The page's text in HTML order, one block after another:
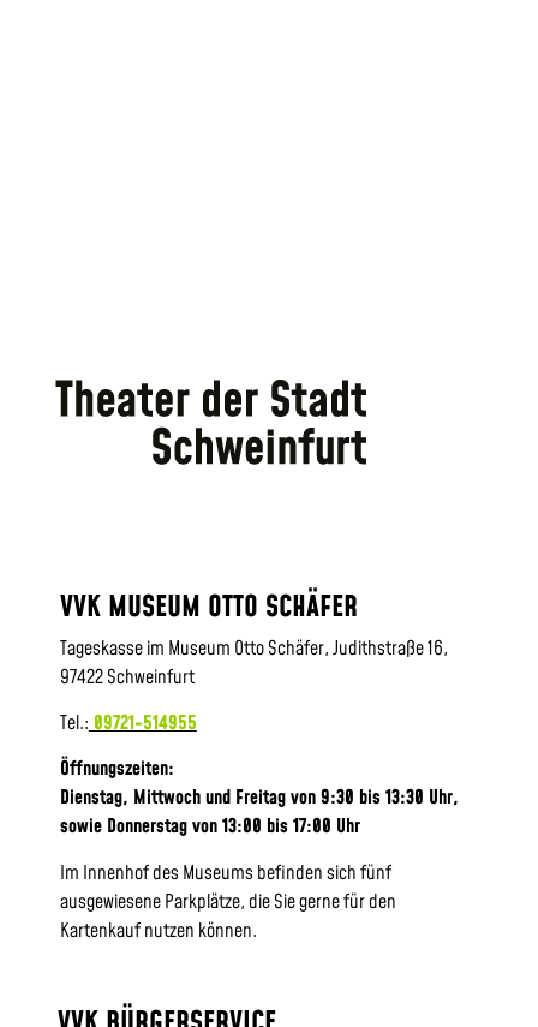
VVK MUSEUM OTTO SCHÄFER
Tageskasse im Museum Otto Schäfer, Judithstraße 16,
97422 Schweinfurt
Tel.: 09721-514955
Öffnungszeiten:
Dienstag, Mittwoch und Freitag von 9:30 bis 13:30 Uhr,
sowie Donnerstag von 13:00 bis 17:00 Uhr
Im Innenhof des Museums befinden sich fünf
ausgewiesene Parkplätze, die Sie gerne für den
Kartenkauf nutzen können.